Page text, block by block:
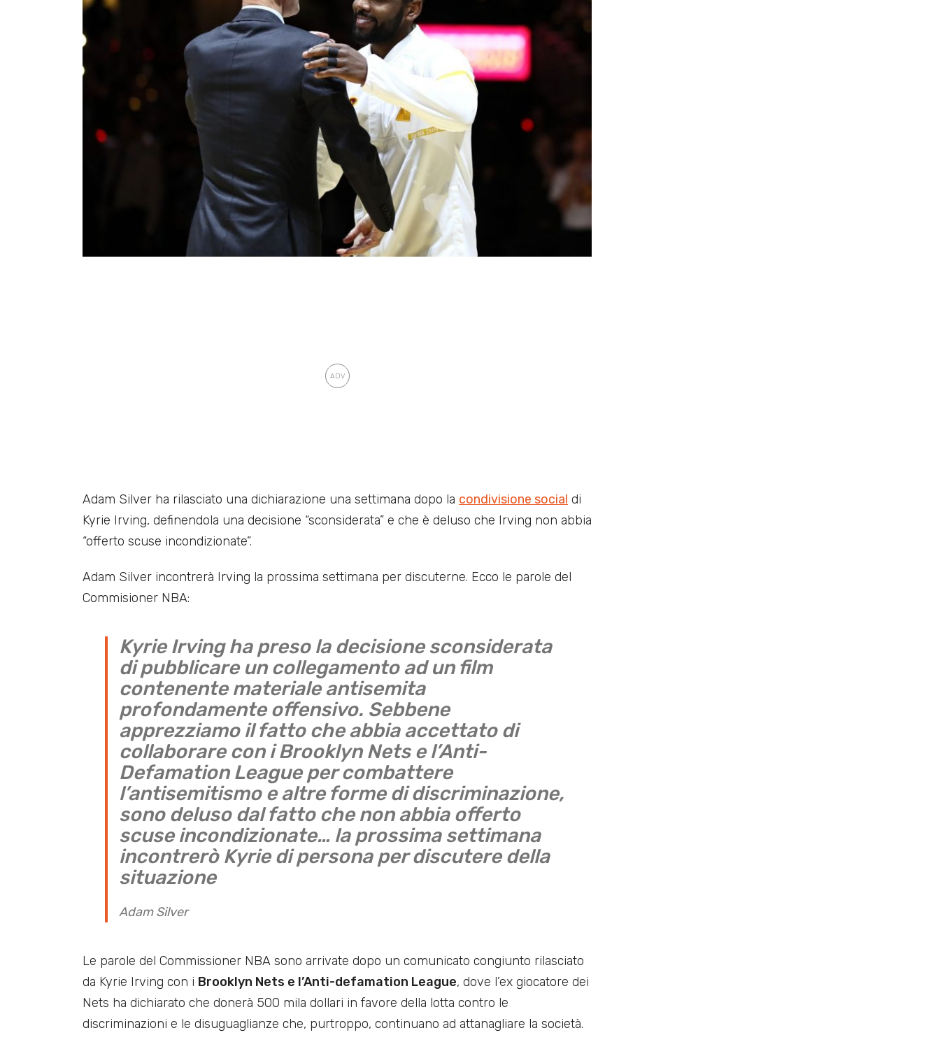
Adam Silver ha rilasciato una dichiarazione una settimana dopo la condivisione social di
Kyrie Irving, definendola una decisione “sconsiderata” e che è deluso che Irving non abbia
“offerto scuse incondizionate”.
Adam Silver incontrerà Irving la prossima settimana per discuterne. Ecco le parole del
Commisioner NBA:
Kyrie Irving ha preso la decisione sconsiderata
di pubblicare un collegamento ad un film
contenente materiale antisemita
profondamente offensivo. Sebbene
apprezziamo il fatto che abbia accettato di
collaborare con i Brooklyn Nets e l’Anti-
Defamation League per combattere
l’antisemitismo e altre forme di discriminazione,
sono deluso dal fatto che non abbia offerto
scuse incondizionate… la prossima settimana
incontrerò Kyrie di persona per discutere della
situazione
Adam Silver
Le parole del Commissioner NBA sono arrivate dopo un comunicato congiunto rilasciato
da Kyrie Irving con i Brooklyn Nets e l’Anti-defamation League, dove l’ex giocatore dei
Nets ha dichiarato che donerà 500 mila dollari in favore della lotta contro le
discriminazioni e le disuguaglianze che, purtroppo, continuano ad attanagliare la società.